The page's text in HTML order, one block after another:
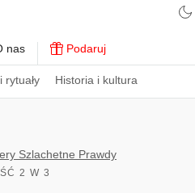
rytuały Historia i kultura
nas Podaruj
Szlachetne Prawdy
2 W 3